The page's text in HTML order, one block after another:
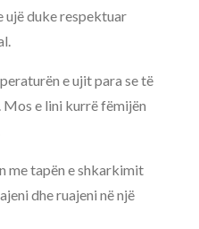
ujë duke respektuar
e ujit para se të
Mos e lini kurrë fëmijën
me tapën e shkarkimit
dhe ruajeni në një